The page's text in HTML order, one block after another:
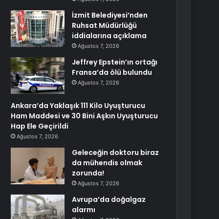
İzmit Belediyesi’nden
Ruhsat Müdürlüğü
iddialarına açıklama
Ağustos 7, 2026
Jeffrey Epstein’ın ortağı
Fransa’da ölü bulundu
Ağustos 7, 2026
Ankara’da Yaklaşık 111 Kilo Uyuşturucu
Ham Maddesi ve 30 Bini Aşkın Uyuşturucu
Hap Ele Geçirildi
Ağustos 7, 2026
Geleceğin doktoru biraz
da mühendis olmak
zorunda!
Ağustos 7, 2026
Avrupa’da doğalgaz
alarmı